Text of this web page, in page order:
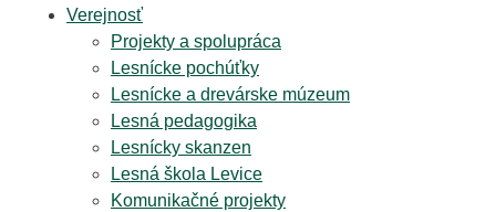
Verejnosť
Projekty a spolupráca
Lesnícke pochúťky
Lesnícke a drevárske múzeum
Lesná pedagogika
Lesnícky skanzen
Lesná škola Levice
Komunikačné projekty